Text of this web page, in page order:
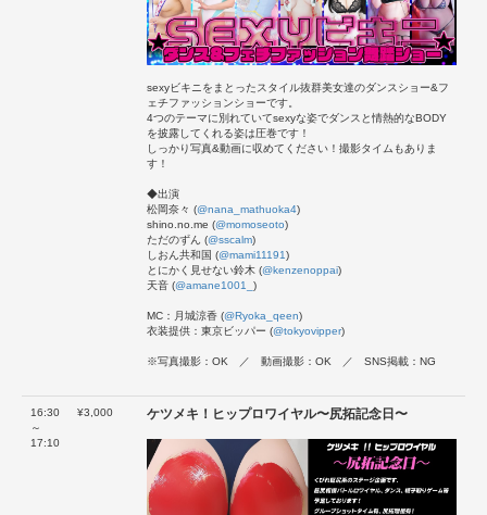
sexyビキニをまとったスタイル抜群美女達のダンスショー&フ
ェチファッションショーです。
4つのテーマに別れていてsexyな姿でダンスと情熱的なBODY
を披露してくれる姿は圧巻です！
しっかり写真&動画に収めてください！撮影タイムもありま
す！
◆出演
松岡奈々 (@nana_mathuoka4)
shino.no.me (@momoseoto)
ただのずん (@sscalm)
しおん共和国 (@mami11191)
とにかく見せない鈴木 (@kenzenoppai)
天音 (@amane1001_ )
MC：月城涼香 (@Ryoka_qeen)
衣装提供：東京ビッパー (@tokyovipper)
※写真撮影：OK ／ 動画撮影：OK ／ SNS掲載：NG
16:30
～
17:10
¥3,000 ケツメキ！ヒップロワイヤル〜尻拓記念日〜